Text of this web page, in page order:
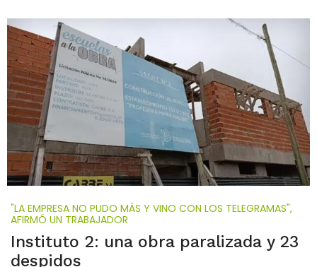
"LA EMPRESA NO PUDO MÁS Y VINO CON LOS TELEGRAMAS",
AFIRMÓ UN TRABAJADOR
Instituto 2: una obra paralizada y 23
despidos